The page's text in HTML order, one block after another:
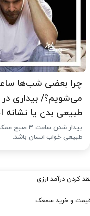
می‌شویم؟/ بیداری
طبیعی بدن یا نشانه
بیدار شدن
طبیعی خواب انسان باشد.
کردن درآمد ارزی
قیمت و خرید سمعک